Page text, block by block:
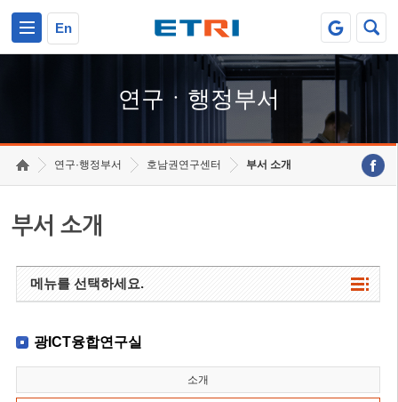
En
연구ㆍ행정부서
연구·행정부서 호남권연구센터 부서 소개
부서 소개
메뉴를 선택하세요.
광ICT융합연구실
소개